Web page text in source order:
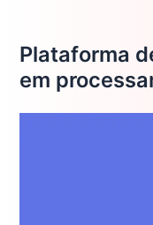
Plataforma
em